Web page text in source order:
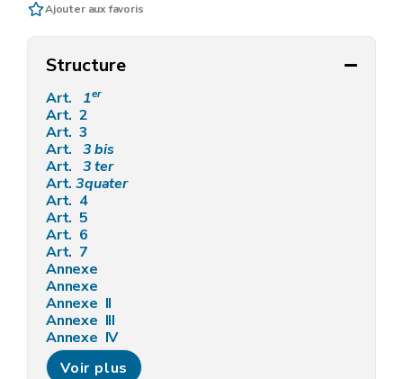
Ajouter aux favoris
Structure
Art. 1er
Art. 2
Art. 3
Art. 3bis
Art. 3ter
Art.3quater
Art. 4
Art. 5
Art. 6
Art. 7
Annexe
Annexe
Annexe II
Annexe III
Annexe IV
Annexe V
Voir plus